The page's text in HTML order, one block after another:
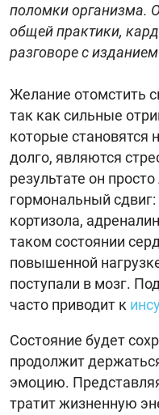
поломки организма.
общей практики,
разговоре с изданием
Желание отомстить
так как сильные
которые становятся
долго, являются
результате он
гормональный
кортизола,
таком состоянии
повышенной
поступали в мозг.
часто приводит к
Состояние будет
продолжит
эмоцию.
тратит жизненную